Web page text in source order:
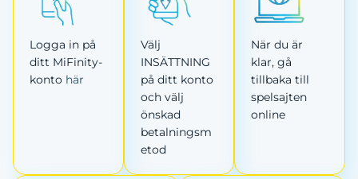
Logga in på
ditt MiFinity-
konto här
Välj
INSÄTTNING
på ditt konto
och välj
önskad
betalningsm
etod
När du är
klar, gå
tillbaka till
spelsajten
online